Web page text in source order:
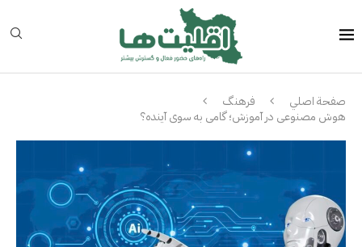
صفحة اصلي
فرهنگ
هوش مصنوعی در آموزش؛ گامی به سوی آینده؟